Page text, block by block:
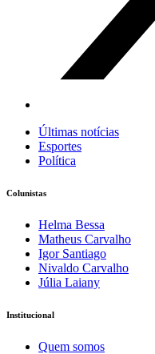
Últimas notícias
Esportes
Política
Colunistas
Helma Bessa
Matheus Carvalho
Igor Santiago
Nivaldo Carvalho
Júlia Laiany
Institucional
Quem somos